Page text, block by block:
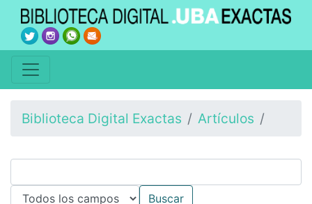
Biblioteca Digital Exactas Artículos